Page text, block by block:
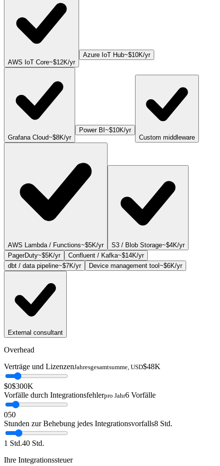
AWS IoT Core~$12K/yr
Azure IoT Hub~$10K/yr
Grafana Cloud~$8K/yr
Power BI ~$10K/yr
Custom middleware
AWS Lambda / Functions~$5K/yr S3 / Blob Storage~$4K/yr
PagerDuty~$5K/yr Confluent / Kafka~$14K/yr
dbt / data pipeline~$7K/yr Device management tool ~$6K/yr
External consultant
Overhead
Verträge und LizenzenJahresgesamtsumme, USD$48K
$0$300K
Vorfälle durch Integrationsfehlerpro Jahr6 Vorfälle
050
Stunden zur Behebung jedes Integrationsvorfalls8 Std.
1 Std.40 Std.
Ihre Integrationssteuer